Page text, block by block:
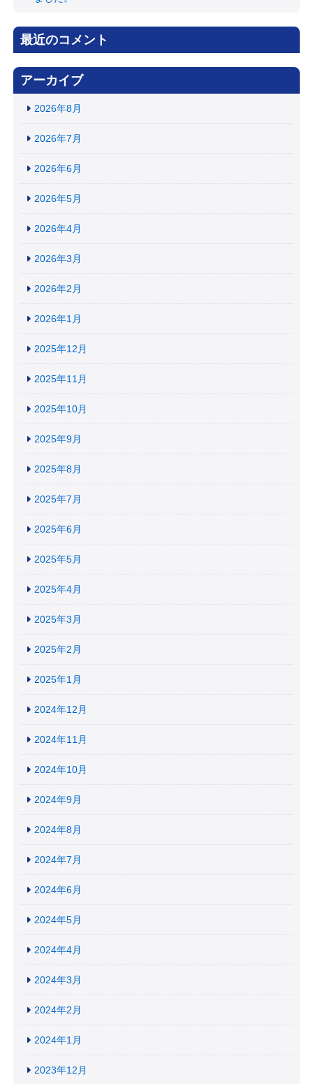
最近のコメント
アーカイブ
2026年8月
2026年7月
2026年6月
2026年5月
2026年4月
2026年3月
2026年2月
2026年1月
2025年12月
2025年11月
2025年10月
2025年9月
2025年8月
2025年7月
2025年6月
2025年5月
2025年4月
2025年3月
2025年2月
2025年1月
2024年12月
2024年11月
2024年10月
2024年9月
2024年8月
2024年7月
2024年6月
2024年5月
2024年4月
2024年3月
2024年2月
2024年1月
2023年12月